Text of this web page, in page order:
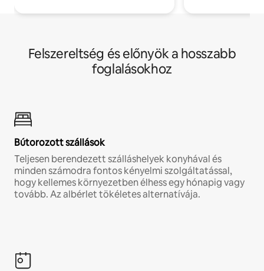
Felszereltség és előnyök a hosszabb
foglalásokhoz
Bútorozott szállások
Teljesen berendezett szálláshelyek konyhával és
minden számodra fontos kényelmi szolgáltatással,
hogy kellemes környezetben élhess egy hónapig vagy
tovább. Az albérlet tökéletes alternatívája.